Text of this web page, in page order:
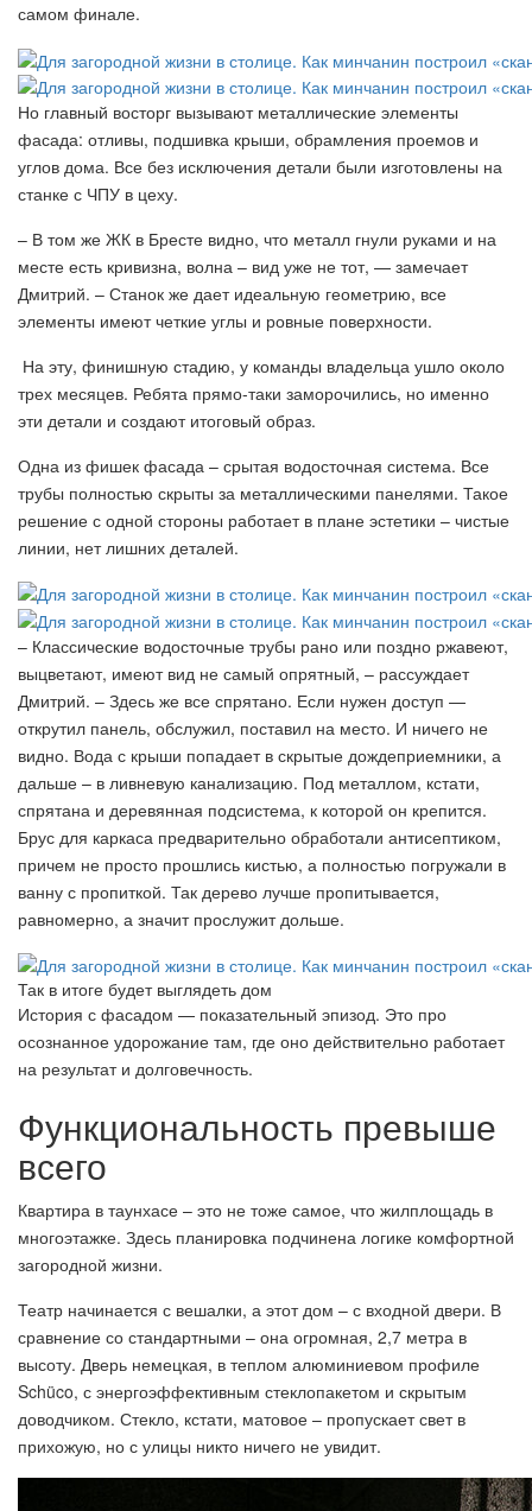
самом финале.
Но главный восторг вызывают металлические элементы
фасада: отливы, подшивка крыши, обрамления проемов и
углов дома. Все без исключения детали были изготовлены на
станке с ЧПУ в цеху.
– В том же ЖК в Бресте видно, что металл гнули руками и на
месте есть кривизна, волна – вид уже не тот, — замечает
Дмитрий. – Станок же дает идеальную геометрию, все
элементы имеют четкие углы и ровные поверхности.
На эту, финишную стадию, у команды владельца ушло около
трех месяцев. Ребята прямо-таки заморочились, но именно
эти детали и создают итоговый образ.
Одна из фишек фасада – срытая водосточная система. Все
трубы полностью скрыты за металлическими панелями. Такое
решение с одной стороны работает в плане эстетики – чистые
линии, нет лишних деталей.
– Классические водосточные трубы рано или поздно ржавеют,
выцветают, имеют вид не самый опрятный, – рассуждает
Дмитрий. – Здесь же все спрятано. Если нужен доступ —
открутил панель, обслужил, поставил на место. И ничего не
видно. Вода с крыши попадает в скрытые дождеприемники, а
дальше – в ливневую канализацию. Под металлом, кстати,
спрятана и деревянная подсистема, к которой он крепится.
Брус для каркаса предварительно обработали антисептиком,
причем не просто прошлись кистью, а полностью погружали в
ванну с пропиткой. Так дерево лучше пропитывается,
равномерно, а значит прослужит дольше.
Так в итоге будет выглядеть дом
История с фасадом — показательный эпизод. Это про
осознанное удорожание там, где оно действительно работает
на результат и долговечность.
Функциональность превыше
всего
Квартира в таунхасе – это не тоже самое, что жилплощадь в
многоэтажке. Здесь планировка подчинена логике комфортной
загородной жизни.
Театр начинается с вешалки, а этот дом – с входной двери. В
сравнение со стандартными – она огромная, 2,7 метра в
высоту. Дверь немецкая, в теплом алюминиевом профиле
Schüco, с энергоэффективным стеклопакетом и скрытым
доводчиком. Стекло, кстати, матовое – пропускает свет в
прихожую, но с улицы никто ничего не увидит.